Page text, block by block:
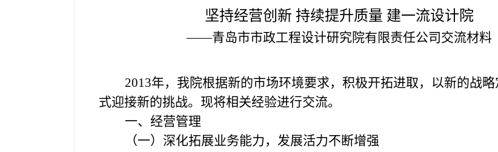
坚持经营创新 持续提升质量 建一流设计院
——青岛市市政工程设计研究院有限责任公司 交流材料
2013年，我院根据新的市场环境要求，积极开拓进取，以新的战
式迎接新的挑战。现将相关经验进行交流。
一、经营管理
（一）深化拓展业务能力，发展活力不断增强